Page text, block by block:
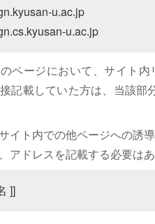
u.ac.jp
u.ac.jp
ページにおいて、サイト
記載していた方は、当該部
イト内での他ページへの誘
アドレスを記載する必要はあ
]]